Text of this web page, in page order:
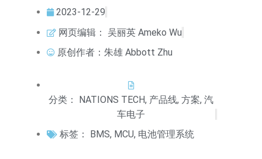
2023-12-29
网页编辑： 吴丽英 Ameko Wu
原创作者：朱雄 Abbott Zhu
分类： NATIONS TECH, 产品线, 方案, 汽
车电子
标签：
BMS, MCU, 电池管理系统